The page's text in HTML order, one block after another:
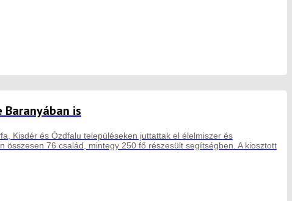
is
Kisdér és Ózdfalu településeken juttattak el élelmiszer és
76 család, mintegy 250 fő részesült segítségben. A kiosztott